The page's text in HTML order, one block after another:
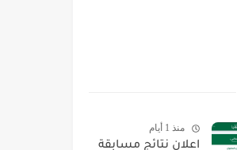
منذ 1 أيام
اعلان نتائج مسابقة